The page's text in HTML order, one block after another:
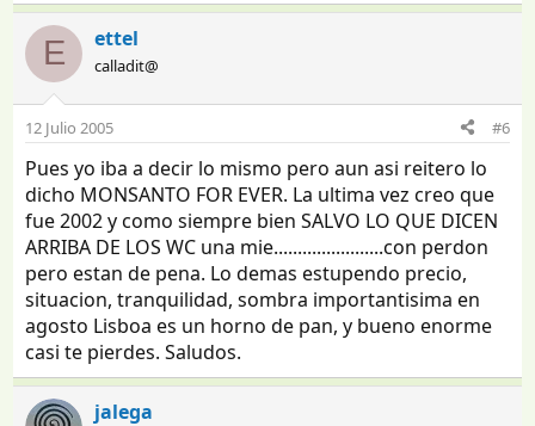
E ettel
calladit@
12 Julio 2005 #6
Pues yo iba a decir lo mismo pero aun asi reitero lo
dicho MONSANTO FOR EVER. La ultima vez creo que
fue 2002 y como siempre bien SALVO LO QUE DICEN
ARRIBA DE LOS WC una mie.......................con perdon
pero estan de pena. Lo demas estupendo precio,
situacion, tranquilidad, sombra importantisima en
agosto Lisboa es un horno de pan, y bueno enorme
casi te pierdes. Saludos.
jalega